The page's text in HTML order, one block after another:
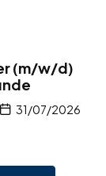
(m/w/d)
31/07/2026